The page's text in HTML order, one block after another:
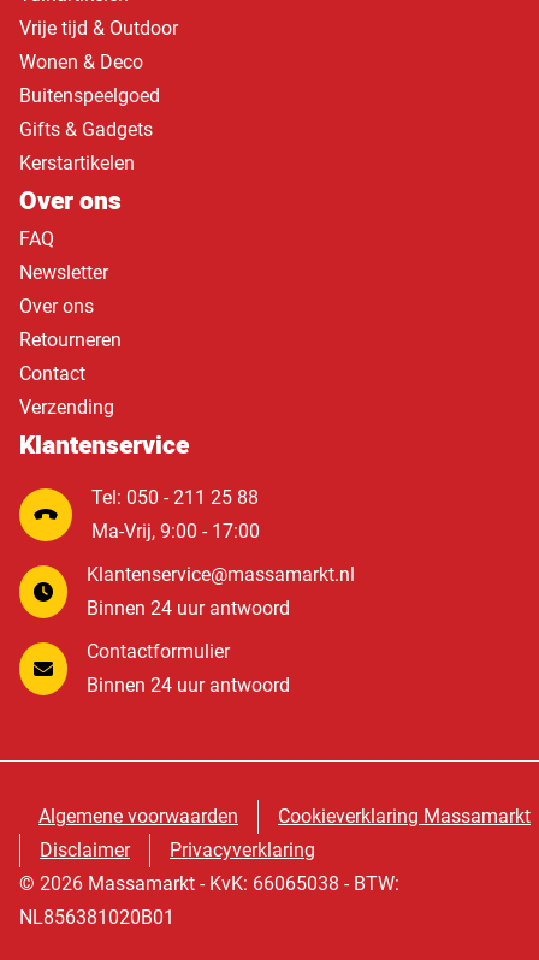
Vrije tijd & Outdoor
Wonen & Deco
Buitenspeelgoed
Gifts & Gadgets
Kerstartikelen
Over ons
FAQ
Newsletter
Over ons
Retourneren
Contact
Verzending
Klantenservice
Tel: 050 - 211 25 88
Ma-Vrij, 9:00 - 17:00
Klantenservice@massamarkt.nl
Binnen 24 uur antwoord
Contactformulier
Binnen 24 uur antwoord
Algemene voorwaarden
Cookieverklaring Massamarkt
Disclaimer
Privacyverklaring
© 2026 Massamarkt - KvK: 66065038 - BTW:
NL856381020B01